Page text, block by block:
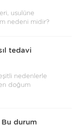
usulüne
nedeni midir?
tedavi
nedenlerle
doğum
durum